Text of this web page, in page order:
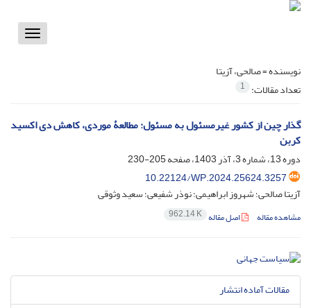
Toggle
نویسنده =صالحی، آزیتا
تعداد مقالات: 1
گذار چین از کشور غیرمسئول به مسئول: مطالعۀ موردی، کاهش دی اکسید
کربن
دوره 13، شماره 3، آذر 1403، صفحه
205-230
10.22124/WP.2024.25624.3257
آزیتا صالحی؛ شهروز ابراهیمی؛ نوذر شفیعی؛ سعید وثوقی
مشاهده مقاله اصل مقاله 962.14 K
مقالات آماده انتشار